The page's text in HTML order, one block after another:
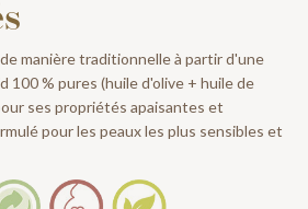
manière traditionnelle à partir d'une
100 % pures (huile d'olive + huile de
ses propriétés apaisantes et
pour les peaux les plus sensibles et